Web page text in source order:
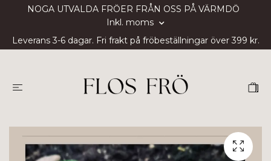
NOGA UTVALDA FRÖER FRÅN OSS PÅ VÄRMDÖ
Inkl. moms
Leverans 3-6 dagar. Fri frakt på fröbeställningar över 399 kr.